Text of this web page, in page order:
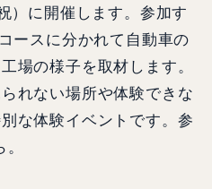
）に開催します。参加す
ースに分かれて自動車の
場の様子を取材します。
れない場所や体験できな
な体験イベントです。参